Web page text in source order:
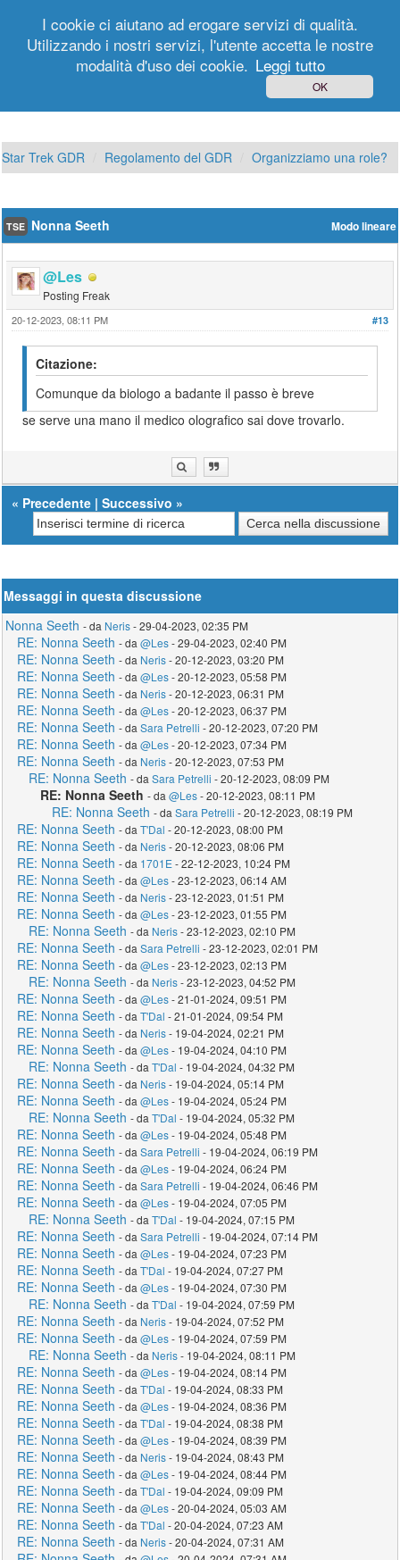
Registrati
Star Trek GDR Regolamento del GDR Organizziamo una role?
Modo lineare
TSE Nonna Seeth
@Les
Posting Freak
#13
20-12-2023, 08:11 PM
Citazione:
Comunque da biologo a badante il passo è breve
se serve una mano il medico olografico sai dove trovarlo.
« Precedente |Successivo »
Messaggi in questa discussione
Nonna Seeth - da Neris- 29-04-2023, 02:35 PM
RE: Nonna Seeth - da@Les- 29-04-2023, 02:40 PM
RE: Nonna Seeth - da Neris- 20-12-2023, 03:20 PM
RE: Nonna Seeth - da@Les- 20-12-2023, 05:58 PM
RE: Nonna Seeth - da Neris- 20-12-2023, 06:31 PM
RE: Nonna Seeth - da@Les- 20-12-2023, 06:37 PM
RE: Nonna Seeth - daSara Petrelli - 20-12-2023, 07:20 PM
RE: Nonna Seeth - da@Les- 20-12-2023, 07:34 PM
RE: Nonna Seeth - da Neris- 20-12-2023, 07:53 PM
RE: Nonna Seeth - daSara Petrelli - 20-12-2023, 08:09 PM
RE: Nonna Seeth - da@Les- 20-12-2023, 08:11 PM
RE: Nonna Seeth - daSara Petrelli - 20-12-2023, 08:19 PM
RE: Nonna Seeth - daT'Dal - 20-12-2023, 08:00 PM
RE: Nonna Seeth - da Neris- 20-12-2023, 08:06 PM
RE: Nonna Seeth - da 1701E- 22-12-2023, 10:24 PM
RE: Nonna Seeth - da@Les- 23-12-2023, 06:14 AM
RE: Nonna Seeth - da Neris- 23-12-2023, 01:51 PM
RE: Nonna Seeth - da@Les- 23-12-2023, 01:55 PM
RE: Nonna Seeth - da Neris- 23-12-2023, 02:10 PM
RE: Nonna Seeth - daSara Petrelli - 23-12-2023, 02:01 PM
RE: Nonna Seeth - da@Les- 23-12-2023, 02:13 PM
RE: Nonna Seeth - da Neris- 23-12-2023, 04:52 PM
RE: Nonna Seeth - da@Les- 21-01-2024, 09:51 PM
RE: Nonna Seeth - daT'Dal - 21-01-2024, 09:54 PM
RE: Nonna Seeth - da Neris- 19-04-2024, 02:21 PM
RE: Nonna Seeth - da@Les- 19-04-2024, 04:10 PM
RE: Nonna Seeth - daT'Dal - 19-04-2024, 04:32 PM
RE: Nonna Seeth - da Neris- 19-04-2024, 05:14 PM
RE: Nonna Seeth - da@Les- 19-04-2024, 05:24 PM
RE: Nonna Seeth - daT'Dal - 19-04-2024, 05:32 PM
RE: Nonna Seeth - da@Les- 19-04-2024, 05:48 PM
RE: Nonna Seeth - daSara Petrelli - 19-04-2024, 06:19 PM
RE: Nonna Seeth - da@Les- 19-04-2024, 06:24 PM
RE: Nonna Seeth - daSara Petrelli - 19-04-2024, 06:46 PM
RE: Nonna Seeth - da@Les- 19-04-2024, 07:05 PM
RE: Nonna Seeth - daT'Dal - 19-04-2024, 07:15 PM
RE: Nonna Seeth - daSara Petrelli - 19-04-2024, 07:14 PM
RE: Nonna Seeth - da@Les- 19-04-2024, 07:23 PM
RE: Nonna Seeth - daT'Dal - 19-04-2024, 07:27 PM
RE: Nonna Seeth - da@Les- 19-04-2024, 07:30 PM
RE: Nonna Seeth - daT'Dal - 19-04-2024, 07:59 PM
RE: Nonna Seeth - da Neris- 19-04-2024, 07:52 PM
RE: Nonna Seeth - da@Les- 19-04-2024, 07:59 PM
RE: Nonna Seeth - da Neris- 19-04-2024, 08:11 PM
RE: Nonna Seeth - da@Les- 19-04-2024, 08:14 PM
RE: Nonna Seeth - daT'Dal - 19-04-2024, 08:33 PM
RE: Nonna Seeth - da@Les- 19-04-2024, 08:36 PM
RE: Nonna Seeth - daT'Dal - 19-04-2024, 08:38 PM
RE: Nonna Seeth - da@Les- 19-04-2024, 08:39 PM
RE: Nonna Seeth - da Neris- 19-04-2024, 08:43 PM
RE: Nonna Seeth - da@Les- 19-04-2024, 08:44 PM
RE: Nonna Seeth - daT'Dal - 19-04-2024, 09:09 PM
RE: Nonna Seeth - da@Les- 20-04-2024, 05:03 AM
RE: Nonna Seeth - daT'Dal - 20-04-2024, 07:23 AM
RE: Nonna Seeth - da Neris- 20-04-2024, 07:31 AM
I cookie ci aiutano ad erogare servizi di qualità.
Utilizzando i nostri servizi, l'utente accetta le nostre
modalità d'uso dei cookie. Leggi tutto
OK